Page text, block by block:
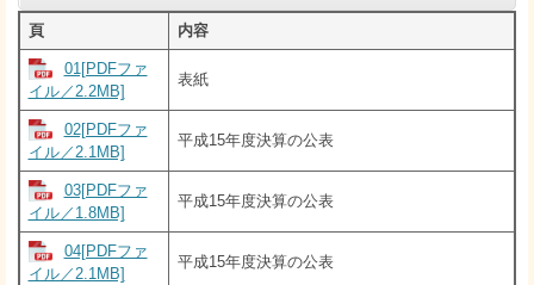
頁 内容
01[PDFファ
イル／2.2MB]
表紙
02[PDFファ
イル／2.1MB]
平成15年度決算の公表
03[PDFファ
イル／1.8MB]
平成15年度決算の公表
04[PDFファ
イル／2.1MB]
平成15年度決算の公表